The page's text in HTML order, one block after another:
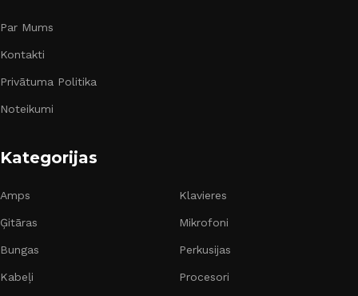
Par Mums
Kontakti
Privātuma Politika
Noteikumi
Kategorijas
Amps
Ģitāras
Bungas
Kabeļi
Klavieres
Mikrofoni
Perkusijas
Procesori